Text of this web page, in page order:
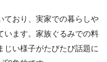
ており、実家での暮らしや
います。家族ぐるみでの料
じい様子がたびたび話題に